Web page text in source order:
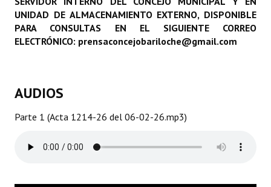
Programas
LEGISLACIÓN
Constitución Provincial
Carta Orgánica 2007
UNIDAD DE ALMACENAMIENTO EXTERNO, DISPONIBLE
PARA CONSULTAS EN EL SIGUIENTE CORREO
ELECTRÓNICO: prensaconcejobariloche@gmail.com
AUDIOS
Parte 1 (Acta 1214-26 del 06-02-26.mp3)